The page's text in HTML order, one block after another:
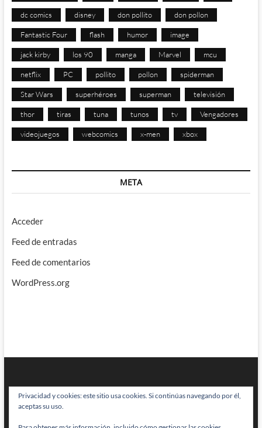
dc comics disney don pollito don pollon
Fantastic Four flash humor image
jack kirby los 90 manga Marvel mcu
netflix PC pollito pollon spiderman
Star Wars superhéroes superman televisión
thor tiras tuna tunos tv Vengadores
videojuegos webcomics x-men xbox
META
Acceder
Feed de entradas
Feed de comentarios
WordPress.org
Privacidad y cookies: este sitio usa cookies. Si continúas navegando por él,
aceptas su uso.